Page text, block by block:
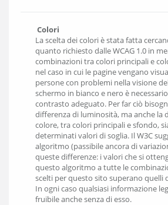
Colori
La scelta dei colori è stata fatta
quanto richiesto dalle WCAG 1.0 in
combinazioni tra colori principali e
nel caso in cui le pagine vengano
persone con problemi nella visione
schermo in bianco e nero è
contrasto adeguato. Per far ciò
differenza di luminosità, ma anche la
colore, tra colori principali e sfondo,
determinati valori di soglia. Il W3C
algoritmo (passibile ancora di
queste differenze: i valori che si
questo algoritmo a tutte le
scelti per questo sito superano quelli
In ogni caso qualsiasi informazione
fruibile anche senza di esso.